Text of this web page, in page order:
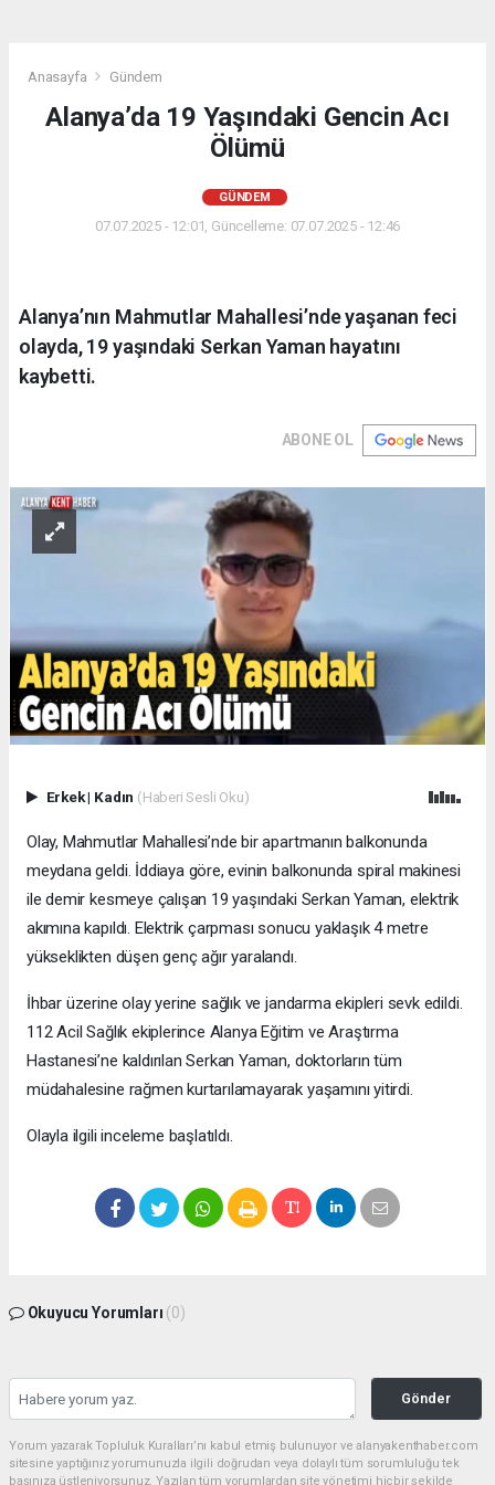
Anasayfa Gündem
Alanya’da 19 Yaşındaki Gencin Acı
Ölümü
GÜNDEM
07.07.2025 - 12:01, Güncelleme: 07.07.2025 - 12:46
Alanya’nın Mahmutlar Mahallesi’nde yaşanan feci
olayda, 19 yaşındaki Serkan Yaman hayatını
kaybetti.
ABONE OL
Erkek| Kadın (Haberi Sesli Oku)
Olay, Mahmutlar Mahallesi’nde bir apartmanın balkonunda
meydana geldi. İddiaya göre, evinin balkonunda spiral makinesi
ile demir kesmeye çalışan 19 yaşındaki Serkan Yaman, elektrik
akımına kapıldı. Elektrik çarpması sonucu yaklaşık 4 metre
yükseklikten düşen genç ağır yaralandı.
İhbar üzerine olay yerine sağlık ve jandarma ekipleri sevk edildi.
112 Acil Sağlık ekiplerince Alanya Eğitim ve Araştırma
Hastanesi’ne kaldırılan Serkan Yaman, doktorların tüm
müdahalesine rağmen kurtarılamayarak yaşamını yitirdi.
Olayla ilgili inceleme başlatıldı.
Okuyucu Yorumları (0)
Gönder
Yorum yazarak Topluluk Kuralları’nı kabul etmiş bulunuyor ve alanyakenthaber.com
sitesine yaptığınız yorumunuzla ilgili doğrudan veya dolaylı tüm sorumluluğu tek
başınıza üstleniyorsunuz. Yazılan tüm yorumlardan site yönetimi hiçbir şekilde